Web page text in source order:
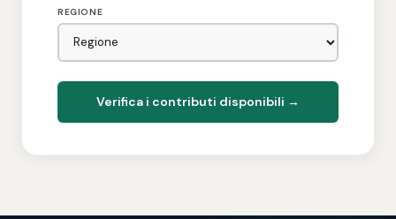
REGIONE
Verifica i contributi disponibili →